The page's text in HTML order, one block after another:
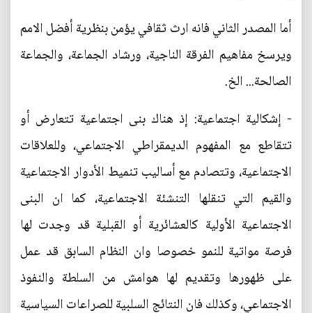
أما المصدر الثاني فانه ارث ثقافي يؤمن بنظرية أفضل الامم
ويرسخ مفاهيم الفرقة الناجية، ورشاد الجماعة، والجماعة
الصالحة... الخ.
- إشكالية اجتماعية: إذ هناك بنى اجتماعية تتعارض أو
تتقاطع مع المفهوم الديمقراطي الاجتماعي، وللعلاقات
الاجتماعية، وتتصادم مع أساليب تنميط الأدوار الاجتماعية
والقيم التي تنقلها التنشئة الاجتماعية، كما ان البنى
الاجتماعية الأولية كالعشائرية أو القبلية قد وجدت لها
فرصة مواتية للنمو خصوصا وان النظام السابق قد عمل
على ظهورها وتقديم لها هوامش من السلطة والنفوذ
الاجتماعي، وكذلك فان النتائج السلبية للصراعات السياسية